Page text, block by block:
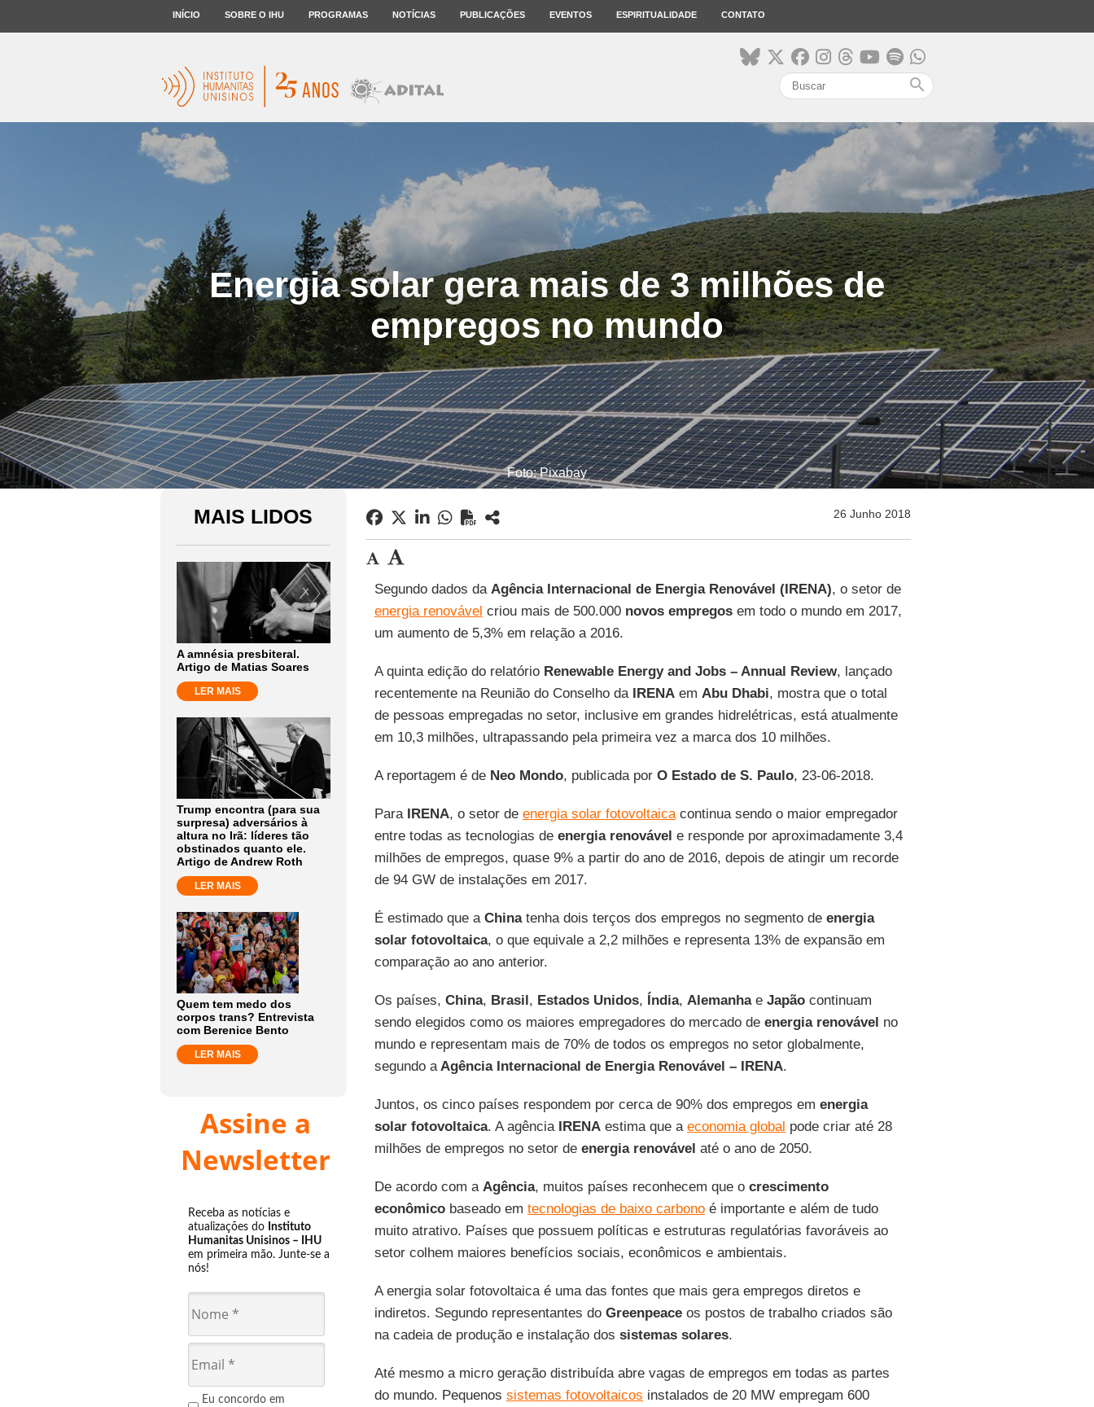
INÍCIO SOBRE O IHU PROGRAMAS NOTÍCIAS PUBLICAÇÕES EVENTOS ESPIRITUALIDADE CONTATO
search
Energia solar gera mais de 3 milhões de
empregos no mundo
Foto: Pixabay
MAIS LIDOS
A amnésia presbiteral.
Artigo de Matias Soares
LER MAIS
Trump encontra (para sua
surpresa) adversários à
altura no Irã: líderes tão
obstinados quanto ele.
Artigo de Andrew Roth
LER MAIS
Quem tem medo dos
corpos trans? Entrevista
com Berenice Bento
LER MAIS
Assine a
Newsletter
Receba as notícias e
atualizações do Instituto
Humanitas Unisinos – IHU
em primeira mão. Junte-se a
nós!
Eu concordo em
26 Junho 2018
Segundo dados da Agência Internacional de Energia Renovável (IRENA), o setor de
energia renovável criou mais de 500.000 novos empregosem todo o mundo em 2017,
um aumento de 5,3% em relação a 2016.
A quinta edição do relatório Renewable Energy and Jobs – Annual Review, lançado
recentemente na Reunião do Conselho da IRENAem Abu Dhabi, mostra que o total
de pessoas empregadas no setor, inclusive em grandes hidrelétricas, está atualmente
em 10,3 milhões, ultrapassando pela primeira vez a marca dos 10 milhões.
A reportagem é de Neo Mondo, publicada por O Estado de S. Paulo, 23-06-2018.
Para IRENA, o setor de energia solar fotovoltaicacontinua sendo o maior empregador
entre todas as tecnologias de energia renovável e responde por aproximadamente 3,4
milhões de empregos, quase 9% a partir do ano de 2016, depois de atingir um recorde
de 94 GW de instalações em 2017.
É estimado que a Chinatenha dois terços dos empregos no segmento de energia
solar fotovoltaica, o que equivale a 2,2 milhões e representa 13% de expansão em
comparação ao ano anterior.
Os países, China, Brasil, Estados Unidos, Índia, Alemanhae Japãocontinuam
sendo elegidos como os maiores empregadores do mercado de energia renovável no
mundo e representam mais de 70% de todos os empregos no setor globalmente,
segundo aAgência Internacional de Energia Renovável – IRENA.
Juntos, os cinco países respondem por cerca de 90% dos empregos em energia
solar fotovoltaica. A agência IRENAestima que a economia global pode criar até 28
milhões de empregos no setor de energia renovável até o ano de 2050.
De acordo com a Agência, muitos países reconhecem que o crescimento
econômicobaseado em tecnologias de baixo carbonoé importante e além de tudo
muito atrativo. Países que possuem políticas e estruturas regulatórias favoráveis ao
setor colhem maiores benefícios sociais, econômicos e ambientais.
A energia solar fotovoltaica é uma das fontes que mais gera empregos diretos e
indiretos. Segundo representantes do Greenpeaceos postos de trabalho criados são
na cadeia de produção e instalação dos sistemas solares.
Até mesmo a micro geração distribuída abre vagas de empregos em todas as partes
do mundo. Pequenos sistemas fotovoltaicos instalados de 20 MW empregam 600